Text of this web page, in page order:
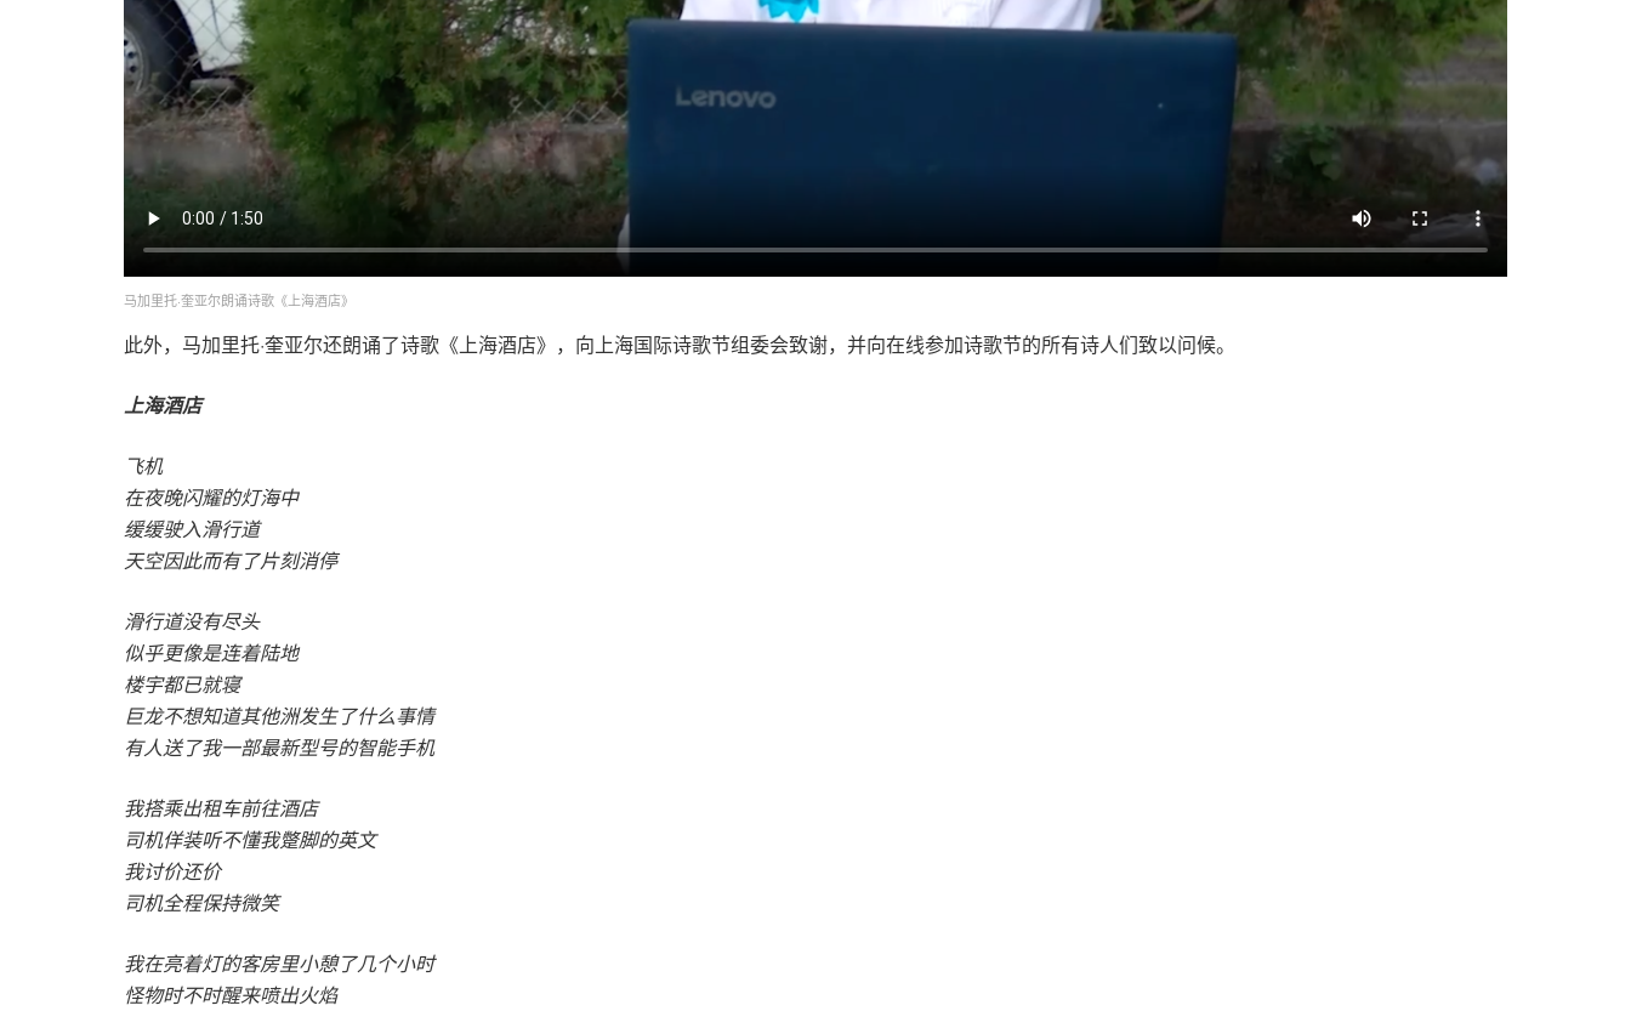
马加里托·奎亚尔朗诵诗歌《上海酒店》
此外， 马加里托·奎亚尔还朗诵了诗歌《上海酒店》，向上海国际诗歌节组委会致谢，并向在线参加诗歌节的所有诗人们致以问候。
上海酒店
飞机
在夜晚闪耀的灯海中
缓缓驶入滑行道
天空因此而有了片刻消停
滑行道没有尽头
似乎更像是连着陆地
楼宇都已就寝
巨龙不想知道其他洲发生了什么事情
有人送了我一部最新型号的智能手机
我搭乘出租车前往酒店
司机佯装听不懂我蹩脚的英文
我讨价还价
司机全程保持微笑
我在亮着灯的客房里小憩了几个小时
怪物时不时醒来喷出火焰